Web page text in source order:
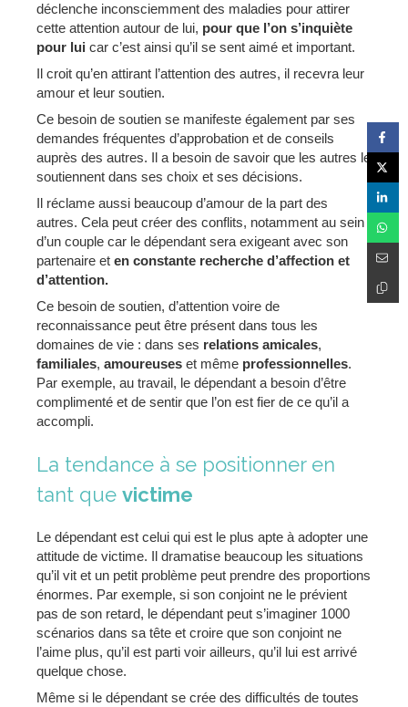
déclenche inconsciemment des maladies pour attirer
cette attention autour de lui, pour que l’on s’inquiète
pour lui car c’est ainsi qu’il se sent aimé et important.
Il croit qu’en attirant l’attention des autres, il recevra leur
amour et leur soutien.
Ce besoin de soutien se manifeste également par ses
demandes fréquentes d’approbation et de conseils
auprès des autres. Il a besoin de savoir que les autres le
soutiennent dans ses choix et ses décisions.
Il réclame aussi beaucoup d’amour de la part des
autres. Cela peut créer des conflits, notamment au sein
d’un couple car le dépendant sera exigeant avec son
partenaire et en constante recherche d’affection et
d’attention.
Ce besoin de soutien, d’attention voire de
reconnaissance peut être présent dans tous les
domaines de vie : dans ses relations amicales,
familiales, amoureuses et même professionnelles.
Par exemple, au travail, le dépendant a besoin d’être
complimenté et de sentir que l’on est fier de ce qu’il a
accompli.
La tendance à se positionner en
tant que victime
Le dépendant est celui qui est le plus apte à adopter une
attitude de victime. Il dramatise beaucoup les situations
qu’il vit et un petit problème peut prendre des proportions
énormes. Par exemple, si son conjoint ne le prévient
pas de son retard, le dépendant peut s’imaginer 1000
scénarios dans sa tête et croire que son conjoint ne
l’aime plus, qu’il est parti voir ailleurs, qu’il lui est arrivé
quelque chose.
Même si le dépendant se crée des difficultés de toutes